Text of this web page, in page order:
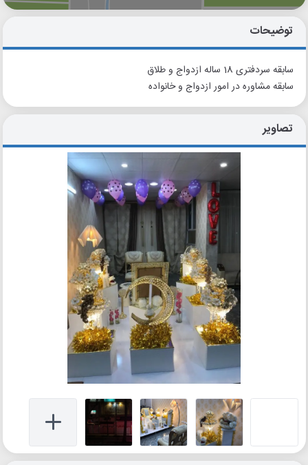
توضیحات
سابقه سردفتری 18 ساله ازدواج و طلاق
سابقه مشاوره در امور ازدواج و خانواده
تصاویر